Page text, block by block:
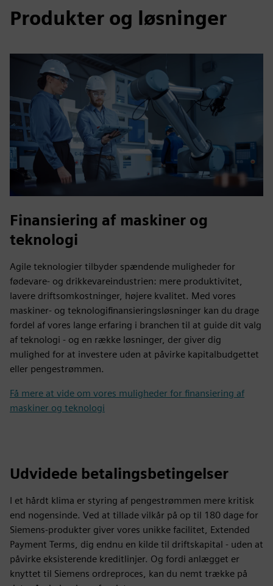
Produkter og løsninger
Finansiering af maskiner og
teknologi
Agile teknologier tilbyder spændende muligheder for
fødevare- og drikkevareindustrien: mere produktivitet,
lavere driftsomkostninger, højere kvalitet. Med vores
maskiner- og teknologifinansieringsløsninger kan du drage
fordel af vores lange erfaring i branchen til at guide dit valg
af teknologi - og en række løsninger, der giver dig
mulighed for at investere uden at påvirke kapitalbudgettet
eller pengestrømmen.
Få mere at vide om vores muligheder for finansiering af
maskiner og teknologi
Udvidede betalingsbetingelser
I et hårdt klima er styring af pengestrømmen mere kritisk
end nogensinde. Ved at tillade vilkår på op til 180 dage for
Siemens-produkter giver vores unikke facilitet, Extended
Payment Terms, dig endnu en kilde til driftskapital - uden at
påvirke eksisterende kreditlinjer. Og fordi anlægget er
knyttet til Siemens ordreproces, kan du nemt trække på